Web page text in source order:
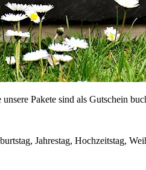
unsere Pakete sind als Gutschein
Jahrestag, Hochzeitstag,